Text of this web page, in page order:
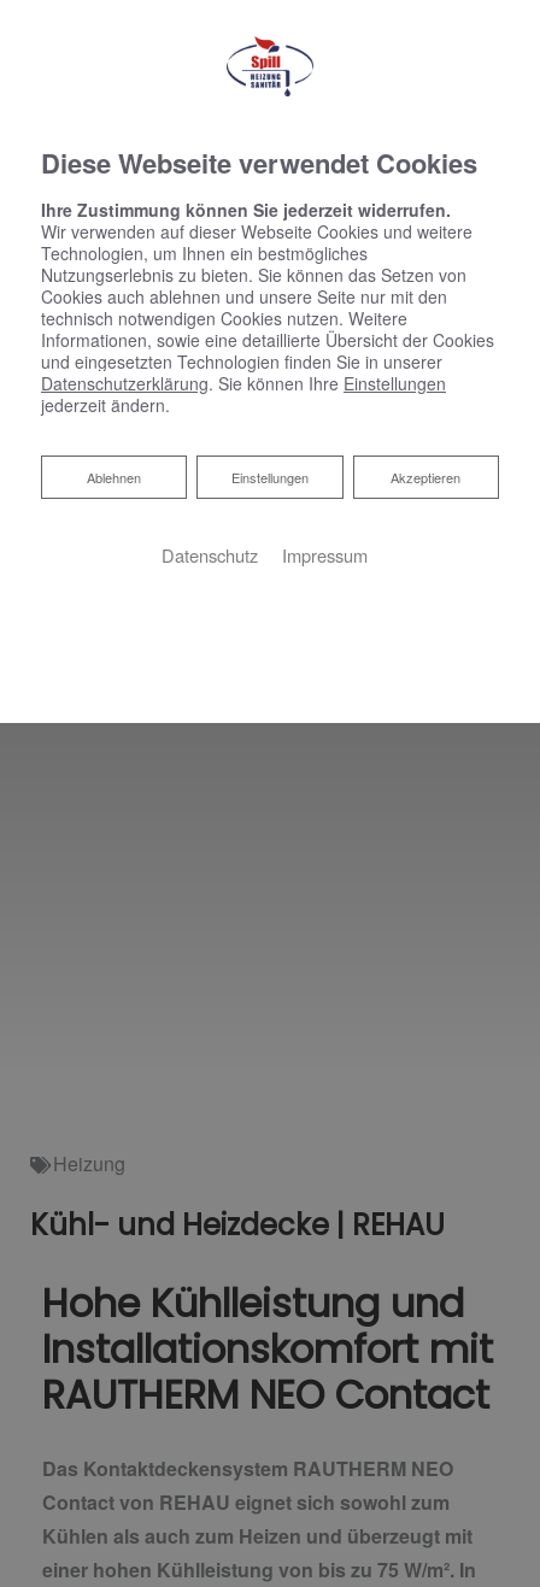
Heizung
Kühl- und Heizdecke | REHAU
Hohe Kühlleistung und
Installationskomfort mit
RAUTHERM NEO Contact
Das Kontaktdeckensystem RAUTHERM NEO
Contact von REHAU eignet sich sowohl zum
Kühlen als auch zum Heizen und überzeugt mit
einer hohen Kühlleistung von bis zu 75 W/m². In
Diese Webseite verwendet Cookies
Ihre Zustimmung können Sie jederzeit widerrufen.
Wir verwenden auf dieser Webseite Cookies und weitere
Technologien, um Ihnen ein bestmögliches
Nutzungserlebnis zu bieten. Sie können das Setzen von
Cookies auch ablehnen und unsere Seite nur mit den
technisch notwendigen Cookies nutzen. Weitere
Informationen, sowie eine detaillierte Übersicht der Cookies
und eingesetzten Technologien finden Sie in unserer
Datenschutzerklärung. Sie können Ihre Einstellungen
jederzeit ändern.
Akzeptieren
Einstellungen
Ablehnen
Ablehnen
Datenschutz Impressum